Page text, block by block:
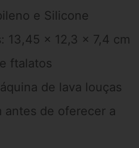
e Silicone
13,45 x 12,3 x 7,4 cm
ftalatos
de lava louças
antes de oferecer a